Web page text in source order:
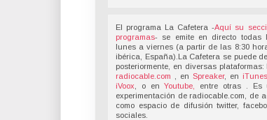
El programa La Cafetera -Aquí su
programas- se emite en directo todas
lunes a viernes (a partir de las 8:30
ibérica, España).La Cafetera se puede
posteriormente, en diversas plataformas:
radiocable.com
, en Spreaker, en iTunes
iVoox , o enYoutube,
entre otras . Es
experimentación de radiocable.com, de
como espacio de difusión twitter,
sociales.